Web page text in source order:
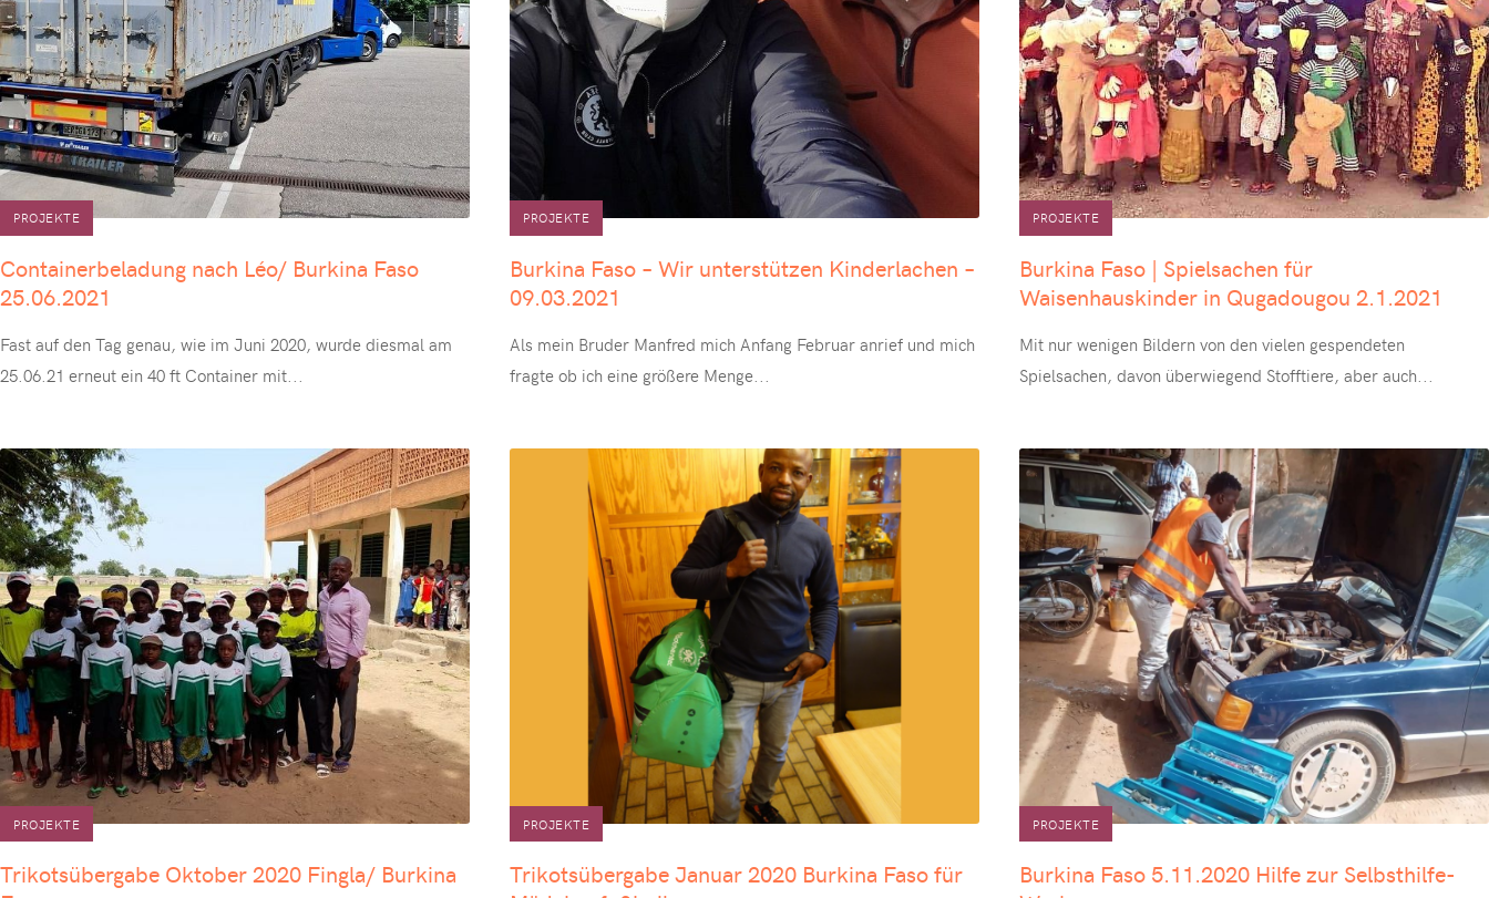
PROJEKTE
Containerbeladung nach Léo/ Burkina Faso
25.06.2021
Fast auf den Tag genau, wie im Juni 2020, wurde diesmal am
25.06.21 erneut ein 40 ft Container mit...
PROJEKTE
Burkina Faso – Wir unterstützen Kinderlachen –
09.03.2021
Als mein Bruder Manfred mich Anfang Februar anrief und mich
fragte ob ich eine größere Menge...
PROJEKTE
Burkina Faso | Spielsachen für
Waisenhauskinder in Qugadougou 2.1.2021
Mit nur wenigen Bildern von den vielen gespendeten
Spielsachen, davon überwiegend Stofftiere, aber auch...
PROJEKTE
Trikotsübergabe Oktober 2020 Fingla/ Burkina
PROJEKTE
Trikotsübergabe Januar 2020 Burkina Faso für
PROJEKTE
Burkina Faso 5.11.2020 Hilfe zur Selbsthilfe-